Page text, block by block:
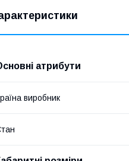
атрибути
виробник